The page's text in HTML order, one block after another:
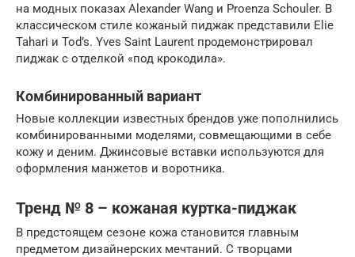
на модных показах Alexander Wang и Proenza Schouler. В
классическом стиле кожаный пиджак представили Elie
Tahari и Tod’s. Yves Saint Laurent продемонстрировал
пиджак с отделкой «под крокодила».
Комбинированный вариант
Новые коллекции известных брендов уже пополнились
комбинированными моделями, совмещающими в себе
кожу и деним. Джинсовые вставки используются для
оформления манжетов и воротника.
Тренд № 8 – кожаная куртка-пиджак
В предстоящем сезоне кожа становится главным
предметом дизайнерских мечтаний. С творцами